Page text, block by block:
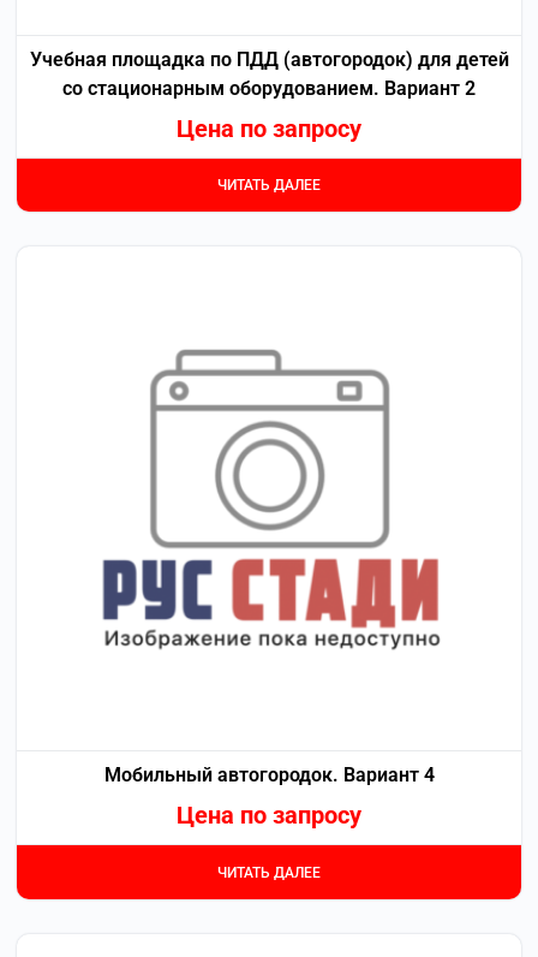
Учебная площадка по ПДД (автогородок) для детей
со стационарным оборудованием. Вариант 2
Цена по запросу
ЧИТАТЬ ДАЛЕЕ
Мобильный автогородок. Вариант 4
Цена по запросу
ЧИТАТЬ ДАЛЕЕ